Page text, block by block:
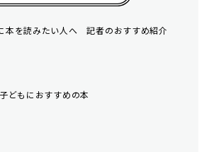
本を読みたい人へ 記者のおすすめ紹介
どもにおすすめの本